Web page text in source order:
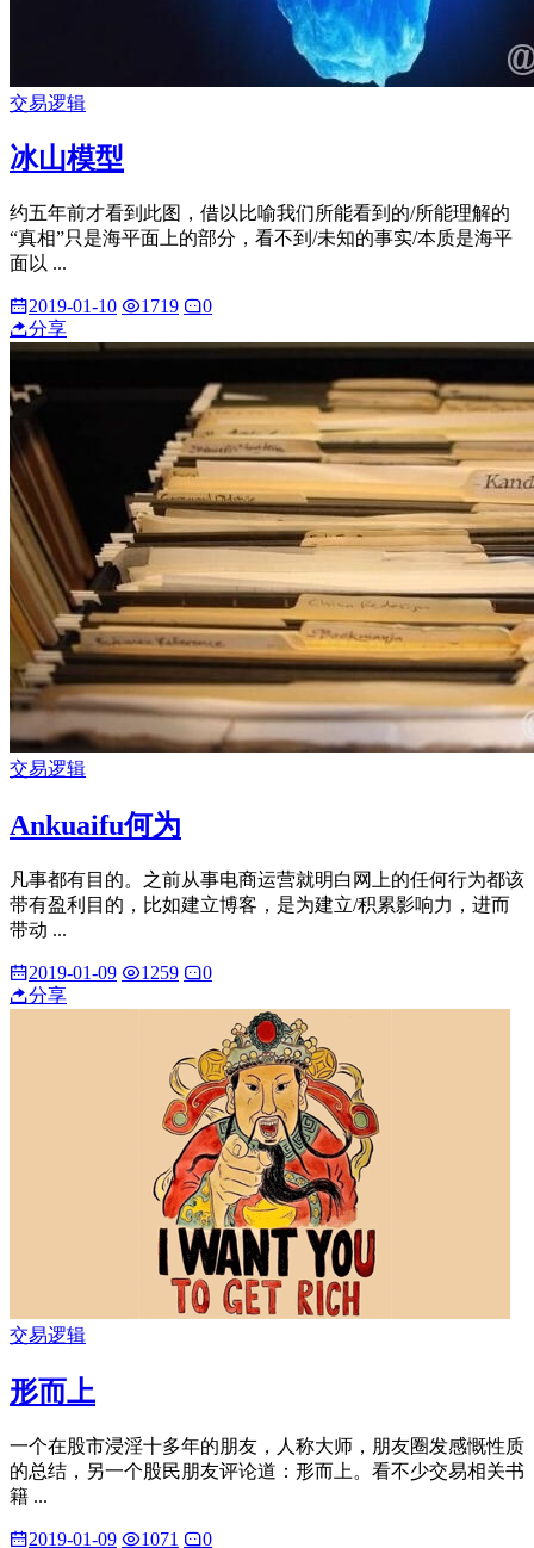
交易逻辑
冰山模型
约五年前才看到此图，借以比喻我们所能看到的/所能理解的
“真相”只是海平面上的部分，看不到/未知的事实/本质是海平
面以 ...
2019-01-10 1719
0
分享
交易逻辑
Ankuaifu何为
凡事都有目的。之前从事电商运营就明白网上的任何行为都该
带有盈利目的，比如建立博客，是为建立/积累影响力，进而
带动 ...
2019-01-09 1259
0
分享
交易逻辑
形而上
一个在股市浸淫十多年的朋友，人称大师，朋友圈发感慨性质
的总结，另一个股民朋友评论道：形而上。看不少交易相关书
籍 ...
2019-01-09 1071 0